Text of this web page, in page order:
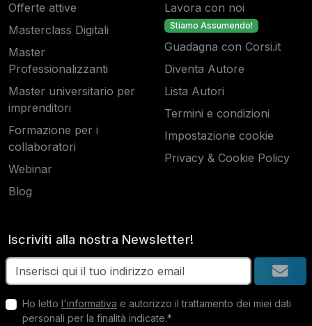
Offerte attive
Masterclass Digitali
Master
Professionalizzanti
Master universitario per
imprenditori
Formazione per i
collaboratori
Webinar
Blog
Lavora con noi
Stiamo Assumendo!
Guadagna con Corsi.it
Diventa Autore
Lista Autori
Termini e condizioni
Impostazione cookie
Privacy & Cookie Policy
Iscriviti alla nostra Newsletter!
Ho letto l'informativa e autorizzo il trattamento dei miei dati
personali per la finalità indicate.*